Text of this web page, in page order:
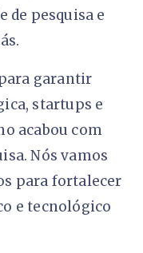
de pesquisa e
garantir
startups e
acabou com
Nós vamos
para fortalecer
e tecnológico